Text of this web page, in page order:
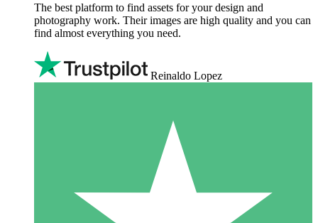
The best platform to find assets for your design and
photography work. Their images are high quality and you can
find almost everything you need.
Reinaldo Lopez